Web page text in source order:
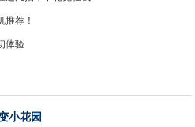
推荐！
体验
小花园